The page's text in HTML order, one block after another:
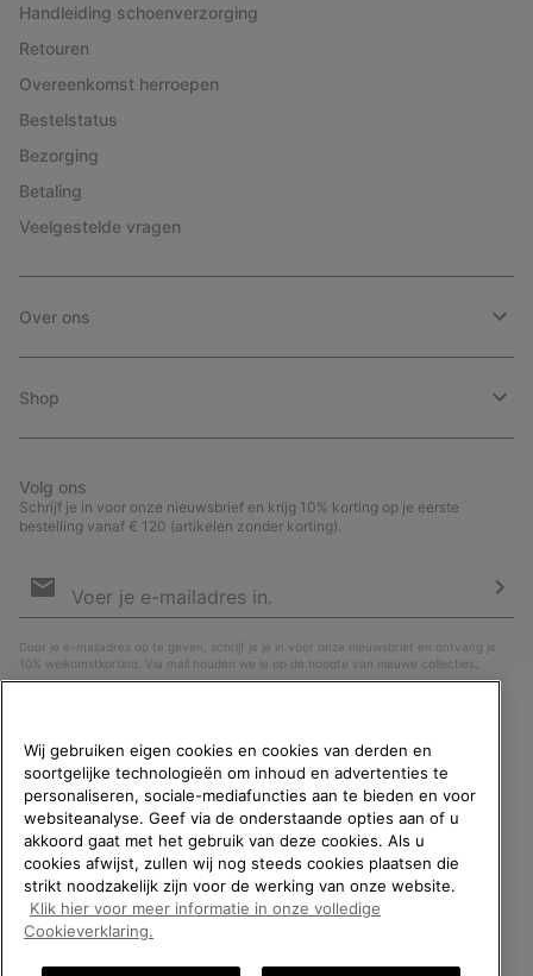
Handleiding schoenverzorging
Retouren
Overeenkomst herroepen
Bestelstatus
Bezorging
Betaling
Veelgestelde vragen
Over ons
Shop
Volg ons
Schrijf je in voor onze nieuwsbrief en krijg 10% korting op je eerste
bestelling vanaf € 120 (artikelen zonder korting).
voor
Door je e-mailadres op te geven, schrijf je je in voor onze nieuwsbrief en ontvang je
10% welkomstkorting. Via mail houden we je op de hoogte van nieuwe collecties,
aanbiedingen en evenementen. In onzePrivacyverklaringlees je hoe we je gegevens
België (Nederlands) | English ›| français ›
2026SOREL. All rights reserved.
WELKOM BIJ SOREL.
SELECTEER JE
VERZENDLOCATIE.
Online shoppen beschikbaar
United States
Online
Wij gebruiken eigen cookies en cookies van derden en
soortgelijke technologieën om inhoud en advertenties te
personaliseren, sociale-mediafuncties aan te bieden en voor
websiteanalyse. Geef via de onderstaande opties aan of u
akkoord gaat met het gebruik van deze cookies. Als u
cookies afwijst, zullen wij nog steeds cookies plaatsen die
strikt noodzakelijk zijn voor de werking van onze website.
Klik hier voor meer informatie in onze volledige
Cookieverklaring.